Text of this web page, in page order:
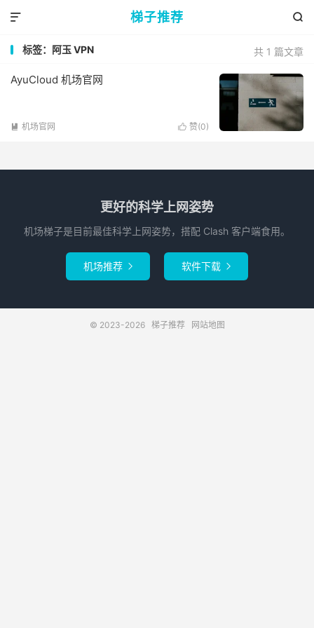
梯子推荐 

共 1 篇文章
标签：阿玉 VPN
AyuCloud 机场官网
 赞(0)
 机场官网
更好的科学上网姿势
机场梯子是目前最佳科学上网姿势，搭配 Clash 客户端食用。
机场推荐  软件下载 
© 2023-2026 梯子推荐 网站地图